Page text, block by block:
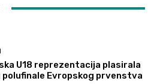
U18 reprezentacija plasirala
polufinale Evropskog prvenstva